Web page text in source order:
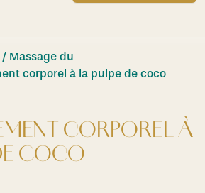
Massage du
corporel à la pulpe de coco
CORPOREL À
COCO